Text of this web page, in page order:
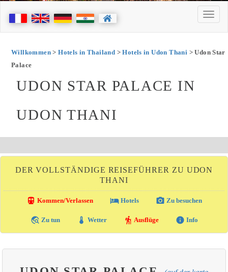
Willkommen>Hotels in Thailand >Hotels in Udon Thani > Udon Star
Palace
UDON STAR PALACE IN
UDON THANI
DER VOLLSTÄNDIGE REISEFÜHRER ZU UDON
THANI
directions_transit Kommen/Verlassen local_hotelHotels photo_camera Zu besuchen
travel_explore Zu tun thermostat Wetter hiking Ausflüge info Info